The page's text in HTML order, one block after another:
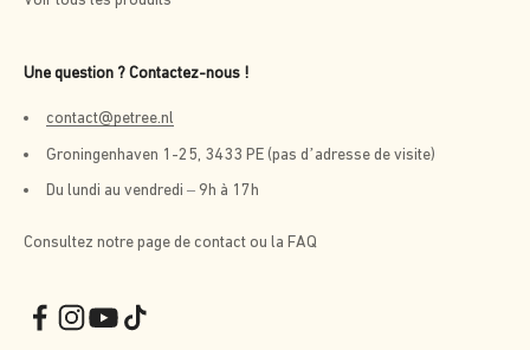
Une question ? Contactez-nous !
contact@petree.nl
Groningenhaven 1-25, 3433 PE (pas d’adresse de visite)
Du lundi au vendredi – 9h à 17h
Consultez notre page de contact ou la FAQ